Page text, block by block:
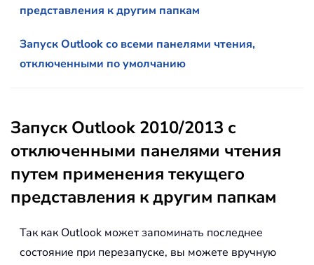
представления к другим папкам
Запуск Outlook со всеми панелями чтения,
отключенными по умолчанию
Запуск Outlook 2010/2013 с
отключенными панелями чтения
путем применения текущего
представления к другим папкам
Так как Outlook может запоминать последнее
состояние при перезапуске, вы можете вручную